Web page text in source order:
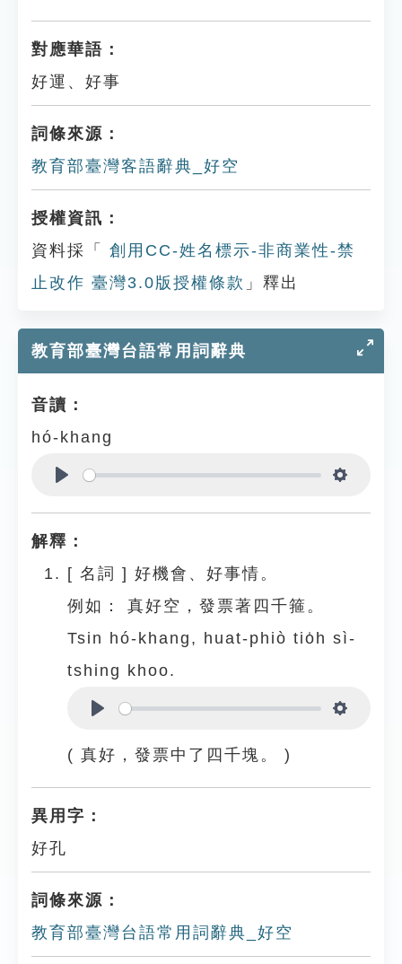
對應華語：
好運、好事
詞條來源：
教育部臺灣客語辭典_好空
授權資訊：
資料採「
創用CC-姓名標示-非商業性-禁
止改作 臺灣3.0版授權條款 」釋出
教育部臺灣台語常用詞辭典
音讀：
hó-khang
解釋：
[ 名詞 ] 好機會、好事情。
例如：
真好空，發票著四千箍。
Tsin hó-khang, huat-phiò tio̍h sì-
tshing khoo.
( 真好，發票中了四千塊。 )
異用字：
好孔
詞條來源：
教育部臺灣台語常用詞辭典_好空